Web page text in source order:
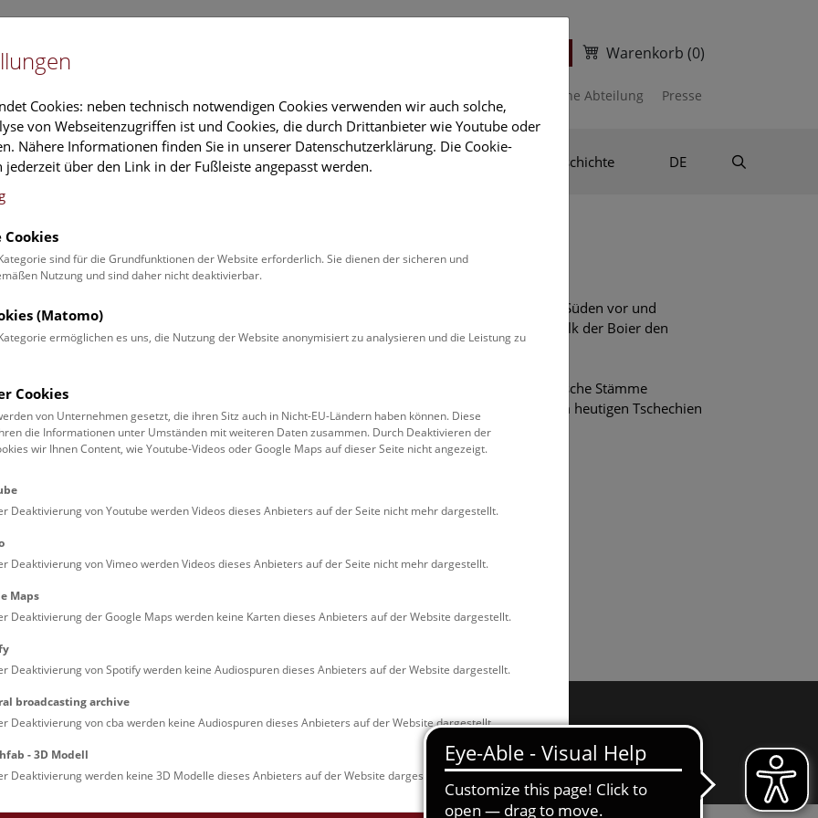
Warenkorb (0)
Prähistorische Abteilung Presse
Siedlung Kultbezirke Interdisziplinär Forschungsgeschichte DE
germanische Wanderung
späten 2. Jahrhundert v. Chr. stießen germanische Gruppen aus Norddeutschland nach Süden vor und
die Keltinnen und Kelten aus ihren Gebieten. Um 113 v. Chr. wehrte das keltische Volk der Boier den
der germanischen Kimbern ab.
Donauraum hatten die Daker unter ihrem König Burebista schon um 60 v. Chr. keltische Stämme
und ihrer Kultur ein Ende bereitet. Auch die Siedlungsgebiete der keltischen Boier im heutigen Tschechien
um 25 v. Chr. von Germanen unter Marbod erobert.
Arts and Culture
Cookies: neben technisch notwendigen Cookies verwenden wir auch solche,
von Webseitenzugriffen ist und Cookies, die durch Drittanbieter wie Youtube oder
Nähere Informationen finden Sie in unserer Datenschutzerklärung. Die Cookie-
jederzeit über den Link in der Fußleiste angepasst werden.
sind für die Grundfunktionen der Website erforderlich. Sie dienen der sicheren und
Nutzung und sind daher nicht deaktivierbar.
(Matomo)
ermöglichen es uns, die Nutzung der Website anonymisiert zu analysieren und die Leistung zu
Cookies
von Unternehmen gesetzt, die ihren Sitz auch in Nicht-EU-Ländern haben können. Diese
die Informationen unter Umständen mit weiteren Daten zusammen. Durch Deaktivieren der
wir Ihnen Content, wie Youtube-Videos oder Google Maps auf dieser Seite nicht angezeigt.
Deaktivierung von Youtube werden Videos dieses Anbieters auf der Seite nicht mehr dargestellt.
Deaktivierung von Vimeo werden Videos dieses Anbieters auf der Seite nicht mehr dargestellt.
Maps
Deaktivierung der Google Maps werden keine Karten dieses Anbieters auf der Website dargestellt.
Deaktivierung von Spotify werden keine Audiospuren dieses Anbieters auf der Website dargestellt.
broadcasting archive
Deaktivierung von cba werden keine Audiospuren dieses Anbieters auf der Website dargestellt.
- 3D Modell
Deaktivierung werden keine 3D Modelle dieses Anbieters auf der Website dargestellt.